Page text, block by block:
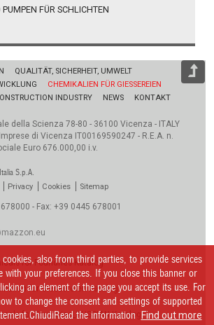
FÜR SCHLICHTEN
QUALITÄT, SICHERHEIT, UMWELT
CHEMIKALIEN FÜR GIESSEREIEN
INDUSTRY
NEWS KONTAKT
della Scienza 78-80 - 36100 Vicenza - ITALY
di Vicenza IT00169590247 - R.E.A. n.
Euro 676.000,00 i.v.
S.p.A.
Privacy Cookies Sitemap
- Fax: +39 0445 678001
for Foundries Katalog
für Giessereien Katalog
for Foundries_RUSSIAN Katalog
also from third parties, to provide services
with your preferences. If you close this banner or
an element of the page you accept its use. For
to change the consent and settings of supported
the information
Find out more